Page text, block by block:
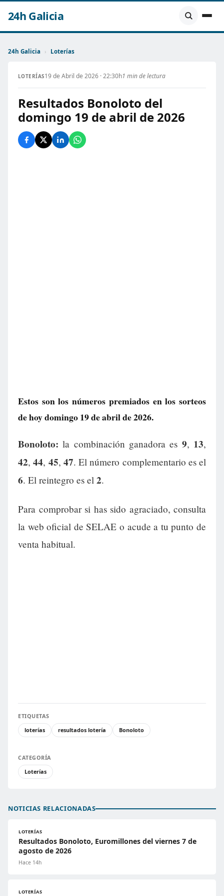
24h Galicia
24h Galicia › Loterías
LOTERÍAS19 de Abril de 2026 · 22:30h1 min de lectura
Resultados Bonoloto del
domingo 19 de abril de 2026
Estos son los números premiados en los sorteos
de hoy domingo 19 de abril de 2026.
Bonoloto: la combinación ganadora es 9, 13,
42,44, 45, 47. El número complementario es el
6. El reintegro es el 2.
Para comprobar si has sido agraciado, consulta
la web oficial de SELAE o acude a tu punto de
venta habitual.
ETIQUETAS
loterías
resultados lotería Bonoloto
CATEGORÍA
Loterías
NOTICIAS RELACIONADAS
LOTERÍAS
Resultados Bonoloto, Euromillones del viernes 7 de
agosto de 2026
Hace 14h
LOTERÍAS